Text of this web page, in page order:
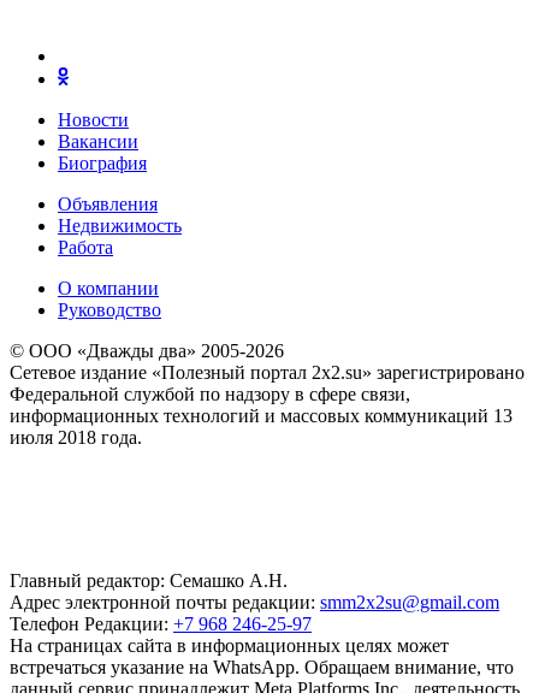
Новости
Вакансии
Биография
Объявления
Недвижимость
Работа
О компании
Руководство
© ООО «Дважды два» 2005-2026
Сетевое издание «Полезный портал 2x2.su» зарегистрировано
Федеральной службой по надзору в сфере связи,
информационных технологий и массовых коммуникаций 13
июля 2018 года.
Главный редактор: Семашко А.Н.
Адрес электронной почты редакции: smm2x2su@gmail.com
Телефон Редакции: +7 968 246-25-97
На страницах сайта в информационных целях может
встречаться указание на WhatsApp. Обращаем внимание, что
данный сервис принадлежит Meta Platforms Inc., деятельность